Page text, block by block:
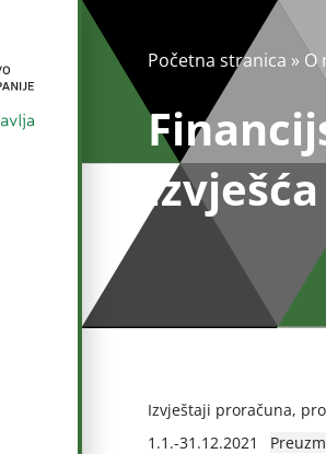
Početna stranica » O
Izvještaji proračuna,
1.1.-31.12.2021